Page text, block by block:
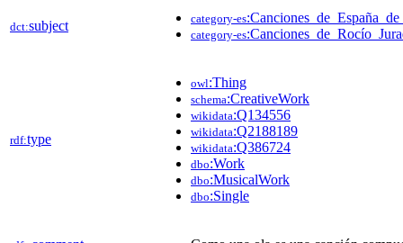
dct:subject category-es
category-es
rdf:type
owl:Thing
schema:CreativeWork
wikidata:Q134556
wikidata:Q2188189
wikidata:Q386724
dbo:Work
dbo:MusicalWork
dbo:Single